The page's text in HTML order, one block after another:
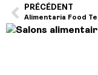
PRÉCÉDENT